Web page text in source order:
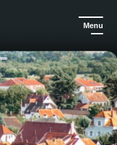
Menu
Ontdekkingstocht spel De mysteries van Obernai